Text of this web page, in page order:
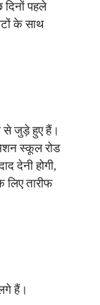
पहले
के साथ
से जुड़े हुए हैं।
स्कूल रोड
देनी होगी,
तारीफ
हैं।